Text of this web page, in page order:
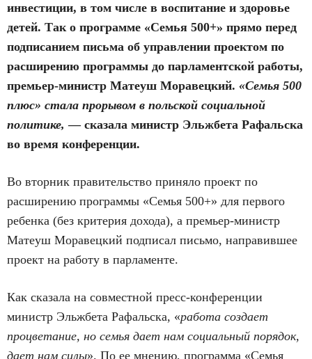
инвестиции, в том числе в воспитание и здоровье
детей. Так о программе «Семья 500+» прямо перед
подписанием письма об управлении проектом по
расширению программы до парламентской работы,
премьер-министр Матеуш Моравецкий. «Семья 500
плюс» стала прорывом в польской социальной
политике,— сказала министр Эльжбета Рафальска
во время конференции.
Во вторник правительство приняло проект по
расширению программы «Семья 500+» для первого
ребенка (без критерия дохода), а премьер-министр
Матеуш Моравецкий подписал письмо, направившее
проект на работу в парламенте.
Как сказала на совместной пресс-конференции
министр Эльжбета Рафальска, «работа создает
процветание, но семья дает нам социальный порядок,
дает нам силы». По ее мнению, программа «Семья